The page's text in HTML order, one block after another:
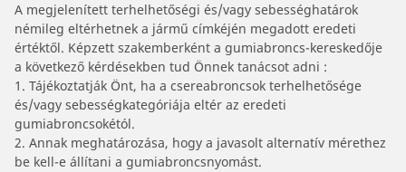
A megjelenített terhelhetőségi és/vagy sebességhatárok
némileg eltérhetnek a jármű címkéjén megadott eredeti
értéktől. Képzett szakemberként a gumiabroncs-kereskedője
a következő kérdésekben tud Önnek tanácsot adni :
1. Tájékoztatják Önt, ha a csereabroncsok terhelhetősége
és/vagy sebességkategóriája eltér az eredeti
gumiabroncsokétól.
2. Annak meghatározása, hogy a javasolt alternatív mérethez
be kell-e állítani a gumiabroncsnyomást.